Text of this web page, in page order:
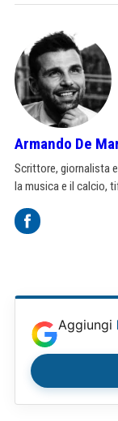
Armando De
Scrittore, giornalista
la musica e il calcio,
Aggiungi